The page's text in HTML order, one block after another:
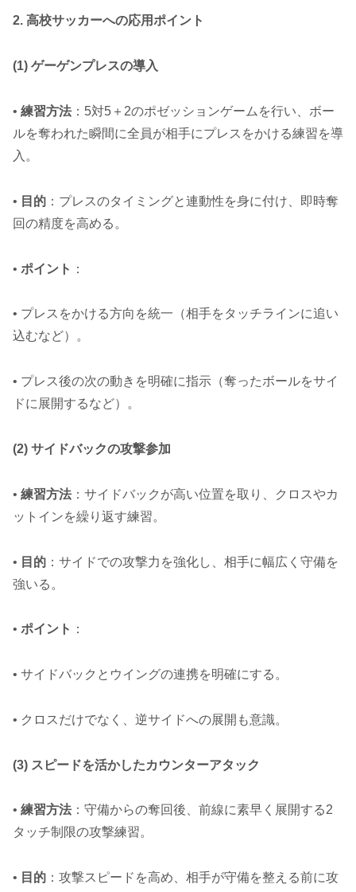
2. 高校サッカーへの応用ポイント
(1) ゲーゲンプレスの導入
• 練習方法 ：5対5＋2のポゼッションゲームを行い、ボー
ルを奪われた瞬間に全員が相手にプレスをかける練習を導
入。
• 目的 ：プレスのタイミングと連動性を身に付け、即時奪
回の精度を高める。
• ポイント ：
• プレスをかける方向を統一（相手をタッチラインに追い
込むなど）。
• プレス後の次の動きを明確に指示（奪ったボールをサイ
ドに展開するなど）。
(2) サイドバックの攻撃参加
• 練習方法 ：サイドバックが高い位置を取り、クロスやカ
ットインを繰り返す練習。
• 目的 ：サイドでの攻撃力を強化し、相手に幅広く守備を
強いる。
• ポイント ：
• サイドバックとウイングの連携を明確にする。
• クロスだけでなく、逆サイドへの展開も意識。
(3) スピードを活かしたカウンターアタック
• 練習方法 ：守備からの奪回後、前線に素早く展開する2
タッチ制限の攻撃練習。
• 目的 ：攻撃スピードを高め、相手が守備を整える前に攻